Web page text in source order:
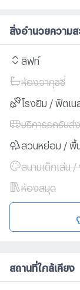
สิ่งอำนวยความส
ลิฟท์
ห้องจากุซซี่
โรงยิม / ฟิตเน
บริการรถรับส่ง
สวนหย่อม / พื้
สนามเด็กเล่น
ห้องสมุด
สถานที่ใกล้เคียง